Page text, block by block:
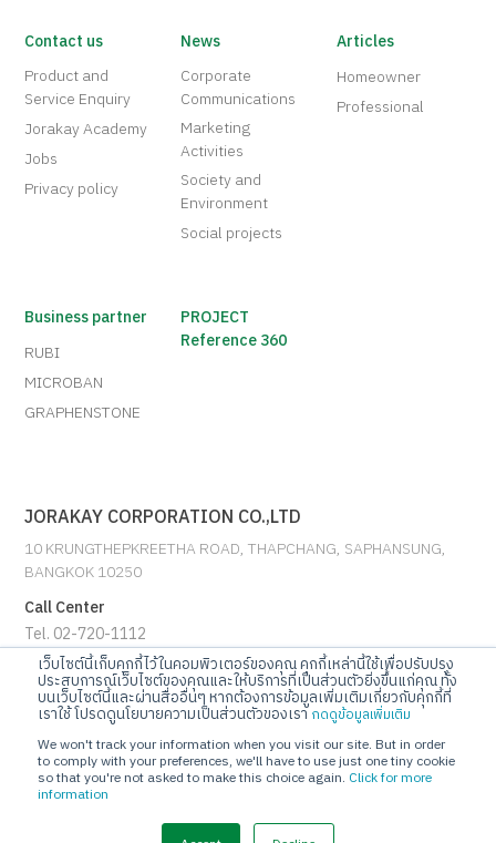
เว็บไซต์นี้เก็บคุกกี้ไว้ในคอมพิวเตอร์ของคุณ คุกกี้เหล่านี้ใช้เพื่อปรับปรุง
ประสบการณ์เว็บไซต์ของคุณและให้บริการที่เป็นส่วนตัวยิ่งขึ้นแก่คุณ ทั้ง
บนเว็บไซต์นี้และผ่านสื่ออื่นๆ หากต้องการข้อมูลเพิ่มเติมเกี่ยวกับคุกกี้ที่
เราใช้ โปรดดูนโยบายความเป็นส่วนตัวของเรากดดูข้อมูลเพิ่มเติม
We won't track your information when you visit our site. But in order
to comply with your preferences, we'll have to use just one tiny cookie
so that you're not asked to make this choice again. Click for more
information
Contact us
Product and
Service Enquiry
Jorakay Academy
Jobs
Privacy policy
News
Corporate
Communications
Marketing
Activities
Society and
Environment
Social projects
Articles
Homeowner
Professional
Business partner
RUBI
MICROBAN
GRAPHENSTONE
PROJECT
Reference 360
JORAKAY CORPORATION CO.,LTD
10 KRUNGTHEPKREETHA ROAD, THAPCHANG, SAPHANSUNG,
BANGKOK 10250
Call Center
Tel. 02-720-1112
E-mail
info@jorakay.co.th
Social